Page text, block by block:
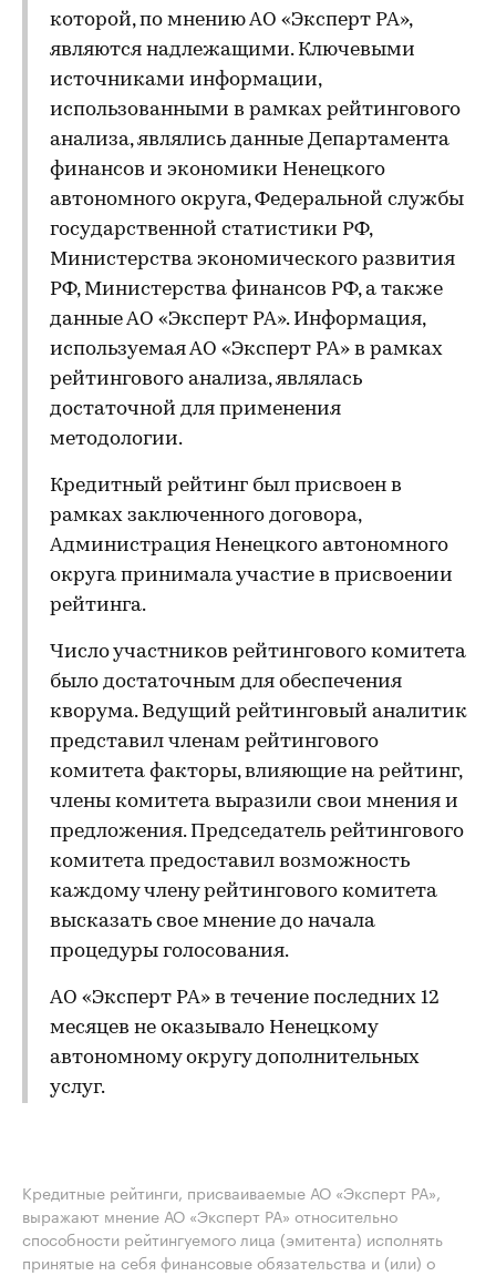
которой, по мнению АО «Эксперт РА»,
являются надлежащими. Ключевыми
источниками информации,
использованными в рамках рейтингового
анализа, являлись данные Департамента
финансов и экономики Ненецкого
автономного округа, Федеральной службы
государственной статистики РФ,
Министерства экономического развития
РФ, Министерства финансов РФ, а также
данные АО «Эксперт РА». Информация,
используемая АО «Эксперт РА» в рамках
рейтингового анализа, являлась
достаточной для применения
методологии.
Кредитный рейтинг был присвоен в
рамках заключенного договора,
Администрация Ненецкого автономного
округа принимала участие в присвоении
рейтинга.
Число участников рейтингового комитета
было достаточным для обеспечения
кворума. Ведущий рейтинговый аналитик
представил членам рейтингового
комитета факторы, влияющие на рейтинг,
члены комитета выразили свои мнения и
предложения. Председатель рейтингового
комитета предоставил возможность
каждому члену рейтингового комитета
высказать свое мнение до начала
процедуры голосования.
АО «Эксперт РА» в течение последних 12
месяцев не оказывало Ненецкому
автономному округу дополнительных
услуг.
Кредитные рейтинги, присваиваемые АО «Эксперт РА»,
выражают мнение АО «Эксперт РА» относительно
способности рейтингуемого лица (эмитента) исполнять
принятые на себя финансовые обязательства и (или) о